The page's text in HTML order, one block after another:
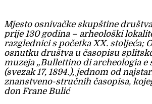
Mjesto osnivačke skupštine
prije 130 godina – arheološki
razglednici s početka XX. stoljeća;
osnutku društva u časopisu
muzeja „Bullettino di archeologia e
(svezak 17, 1894.), jednom od
znanstveno-stručnih časopisa,
don Frane Bulić